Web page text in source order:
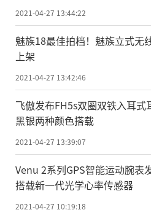
饰常常出现在跑车上。
此外，海报中还提
橙、以及RGB环绕灯环
出现的具体位置目前不
纹理;魅影橙应该是这款
RGB环绕灯环目前来看
出风口，当然也不排除
灯环。
另外，海报上也
息，这款产品
2021-04-27 13:44:22
魅族18最佳拍档！魅族立式无
上架
2021-04-27 13:42:46
飞傲发布FH5s双圈双铁入耳式
黑银两种颜色搭载
2021-04-27 13:39:07
Venu 2系列GPS智能运动腕表
搭载新一代光学心率传感器
2021-04-27 10:19:18